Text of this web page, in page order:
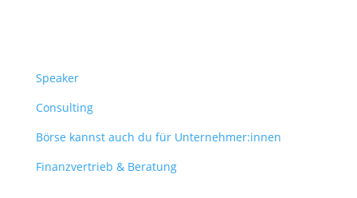
Speaker
Consulting
Börse kannst auch du für Unternehmer:innen
Finanzvertrieb & Beratung